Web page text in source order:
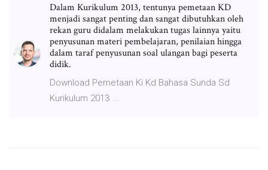
Dalam Kurikulum 2013, tentunya pemetaan KD
menjadi sangat penting dan sangat dibutuhkan oleh
rekan guru didalam melakukan tugas lainnya yaitu
penyusunan materi pembelajaran, penilaian hingga
dalam taraf penyusunan soal ulangan bagi peserta
didik.
Download Pemetaan Ki Kd Bahasa Sunda Sd
Kurikulum 2013 ...